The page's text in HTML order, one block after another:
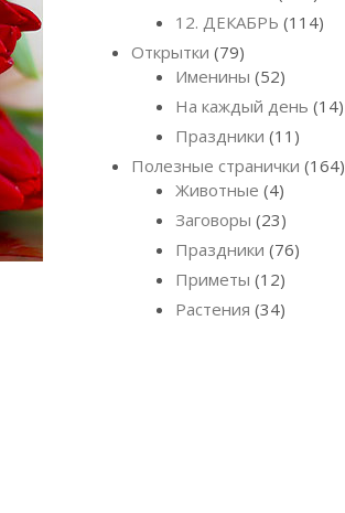
12. ДЕКАБРЬ (114)
Открытки (79)
Именины (52)
На каждый день (14)
Праздники (11)
Полезные странички (164)
Животные (4)
Заговоры (23)
Праздники (76)
Приметы (12)
Растения (34)